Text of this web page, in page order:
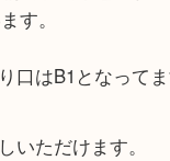
,北区,西宮,明石,